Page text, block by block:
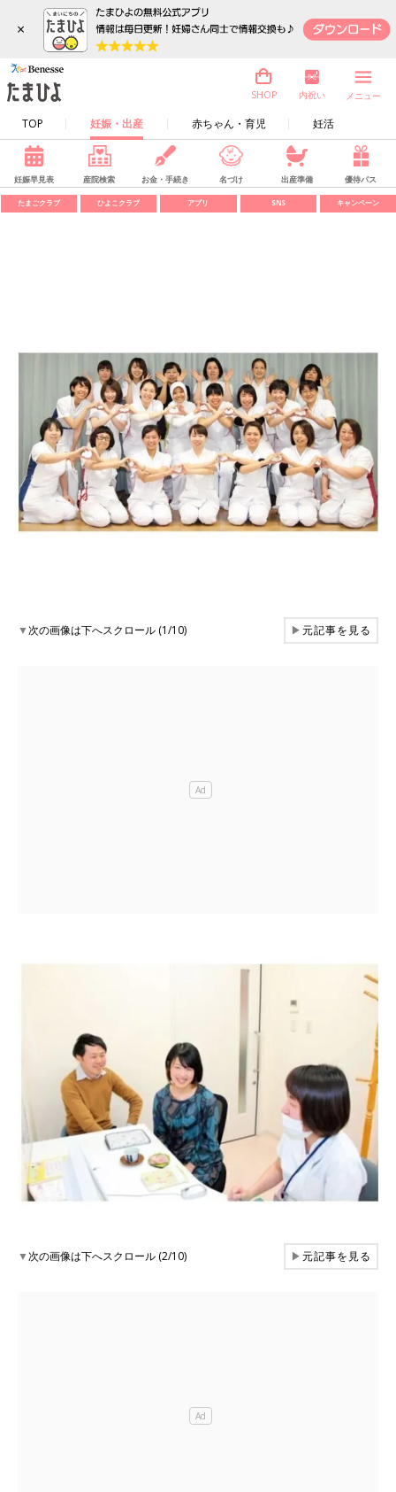
×
TOP 妊娠・出産 赤ちゃん・育児 妊活
SHOP 内祝い メニュー
妊娠早見表 産院検索 お金・手続き 名づけ 出産準備 優待パス
たまごクラブ ひよこクラブ アプリ SNS キャンペーン
▼次の画像は下へスクロール (1/10) ▶元記事を見る
▼次の画像は下へスクロール (2/10) ▶元記事を見る